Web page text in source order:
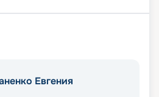
Евгения